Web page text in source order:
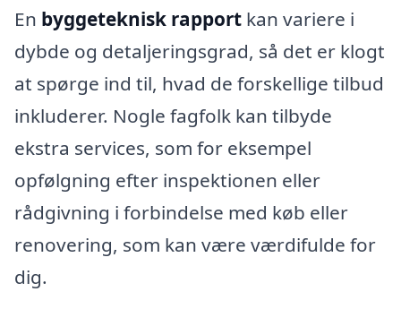
En byggeteknisk rapport kan variere i
dybde og detaljeringsgrad, så det er klogt
at spørge ind til, hvad de forskellige tilbud
inkluderer. Nogle fagfolk kan tilbyde
ekstra services, som for eksempel
opfølgning efter inspektionen eller
rådgivning i forbindelse med køb eller
renovering, som kan være værdifulde for
dig.